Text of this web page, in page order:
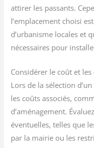
attirer les passants.
l’emplacement choisi
d’urbanisme locales et
nécessaires pour
Considérer le coût et
Lors de la sélection
les coûts associés,
d’aménagement.
éventuelles, telles que
par la mairie ou les